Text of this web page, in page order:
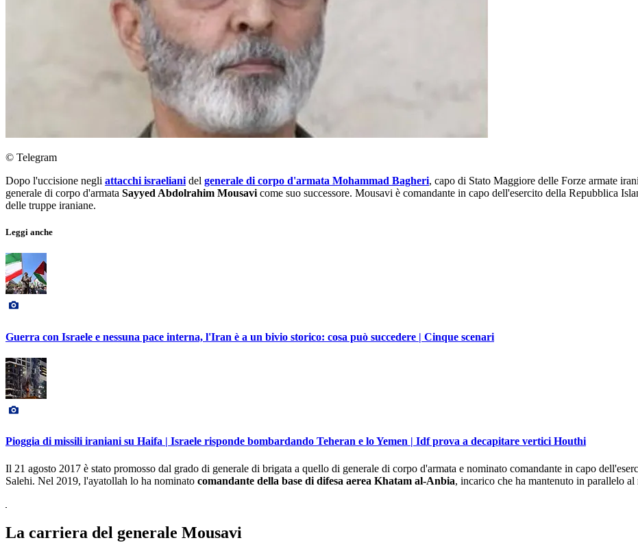
© Telegram
Dopo l'uccisione negli attacchi israeliani del generale di corpo d'armata Mohammad Bagheri, capo di Stato Maggiore delle Forze armate
generale di corpo d'armata Sayyed Abdolrahim Mousavi come suo successore. Mousavi è comandante in capo dell'esercito della Repubblica
delle truppe iraniane.
Leggi anche
Guerra con Israele e nessuna pace interna, l'Iran è a un bivio storico: cosa può succedere | Cinque scenari
Pioggia di missili iraniani su Haifa | Israele risponde bombardando Teheran e lo Yemen | Idf prova a decapitare vertici Houthi
Il 21 agosto 2017 è stato promosso dal grado di generale di brigata a quello di generale di corpo d'armata e nominato comandante in capo
Salehi. Nel 2019, l'ayatollah lo ha nominato comandante della base di difesa aerea Khatam al-Anbia, incarico che ha mantenuto in parallelo
La carriera del generale Mousavi